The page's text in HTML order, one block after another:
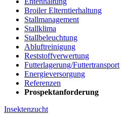
Broiler Elterntierhaltung
Stallmanagement
Stallklima
Stallbeleuchtung
Abluftreinigung
Reststoffverwertung
Futterlagerung/Futtertransport
Energieversorgung
Referenzen
Prospektanforderung
Insektenzucht